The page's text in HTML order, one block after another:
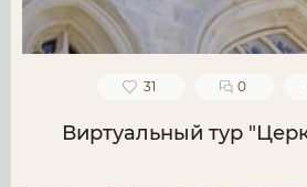
31 0
Виртуальный тур